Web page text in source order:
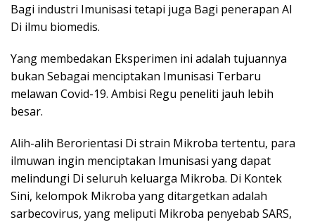
Bagi industri Imunisasi tetapi juga Bagi penerapan AI
Di ilmu biomedis.
Yang membedakan Eksperimen ini adalah tujuannya
bukan Sebagai menciptakan Imunisasi Terbaru
melawan Covid-19. Ambisi Regu peneliti jauh lebih
besar.
Alih-alih Berorientasi Di strain Mikroba tertentu, para
ilmuwan ingin menciptakan Imunisasi yang dapat
melindungi Di seluruh keluarga Mikroba. Di Kontek
Sini, kelompok Mikroba yang ditargetkan adalah
sarbecovirus, yang meliputi Mikroba penyebab SARS,